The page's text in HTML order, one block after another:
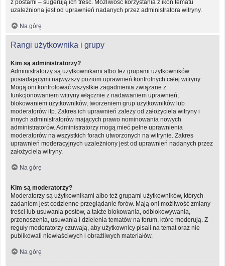
z postami – sugerują ich treść. Możliwość korzystania z ikon tematu
uzależniona jest od uprawnień nadanych przez administratora witryny.
Na górę
Rangi użytkownika i grupy
Kim są administratorzy?
Administratorzy są użytkownikami albo też grupami użytkowników
posiadającymi najwyższy poziom uprawnień kontrolnych całej witryny.
Mogą oni kontrolować wszystkie zagadnienia związane z
funkcjonowaniem witryny włącznie z nadawaniem uprawnień,
blokowaniem użytkowników, tworzeniem grup użytkowników lub
moderatorów itp. Zakres ich uprawnień zależy od założyciela witryny i
innych administratorów mających prawo nominowania nowych
administratorów. Administratorzy mogą mieć pełne uprawnienia
moderatorów na wszystkich forach utworzonych na witrynie. Zakres
uprawnień moderacyjnych uzależniony jest od uprawnień nadanych przez
założyciela witryny.
Na górę
Kim są moderatorzy?
Moderatorzy są użytkownikami albo też grupami użytkowników, których
zadaniem jest codzienne przeglądanie forów. Mają oni możliwość zmiany
treści lub usuwania postów, a także blokowania, odblokowywania,
przenoszenia, usuwania i dzielenia tematów na forum, które moderują. Z
reguły moderatorzy czuwają, aby użytkownicy pisali na temat oraz nie
publikowali niewłaściwych i obraźliwych materiałów.
Na górę